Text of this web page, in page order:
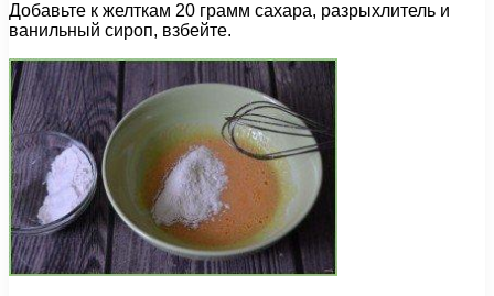
Добавьте к желткам 20 грамм сахара, разрыхлитель и
ванильный сироп, взбейте.